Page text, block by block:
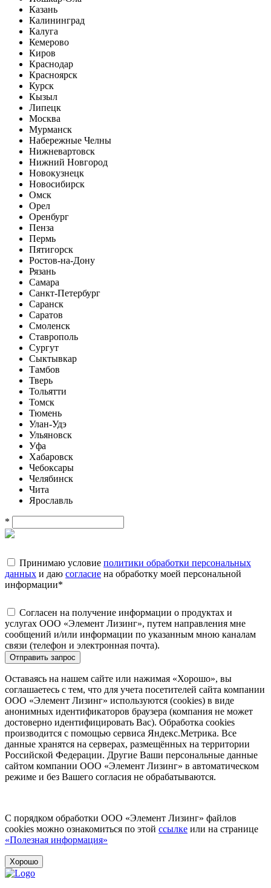
Казань
Калининград
Калуга
Кемерово
Киров
Краснодар
Красноярск
Курск
Кызыл
Липецк
Москва
Мурманск
Набережные Челны
Нижневартовск
Нижний Новгород
Новокузнецк
Новосибирск
Омск
Орел
Оренбург
Пенза
Пермь
Пятигорск
Ростов-на-Дону
Рязань
Самара
Санкт-Петербург
Саранск
Саратов
Смоленск
Ставрополь
Сургут
Сыктывкар
Тамбов
Тверь
Тольятти
Томск
Тюмень
Улан-Удэ
Ульяновск
Уфа
Хабаровск
Чебоксары
Челябинск
Чита
Ярославль
*
Принимаю условие политики обработки персональных
данных и даю согласие на обработку моей персональной
информации*
Согласен на получение информации о продуктах и
услугах ООО «Элемент Лизинг», путем направления мне
сообщений и/или информации по указанным мною каналам
связи (телефон и электронная почта).
Отправить запрос
Оставаясь на нашем сайте или нажимая «Хорошо», вы
соглашаетесь с тем, что для учета посетителей сайта компании
ООО «Элемент Лизинг» используются (cookies) в виде
анонимных идентификаторов браузера (компания не может
достоверно идентифицировать Вас). Обработка cookies
производится с помощью сервиса Яндекс.Метрика. Все
данные хранятся на серверах, размещённых на территории
Российской Федерации. Другие Ваши персональные данные
сайтом компании ООО «Элемент Лизинг» в автоматическом
режиме и без Вашего согласия не обрабатываются.
С порядком обработки ООО «Элемент Лизинг» файлов
cookies можно ознакомиться по этой ссылке или на странице
«Полезная информация»
Хорошо